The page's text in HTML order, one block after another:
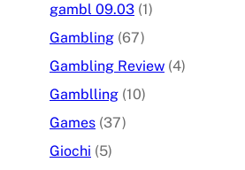
gambl 09.03 (1)
Gambling (67)
Gambling Review (4)
Gamblling (10)
Games (37)
Giochi (5)